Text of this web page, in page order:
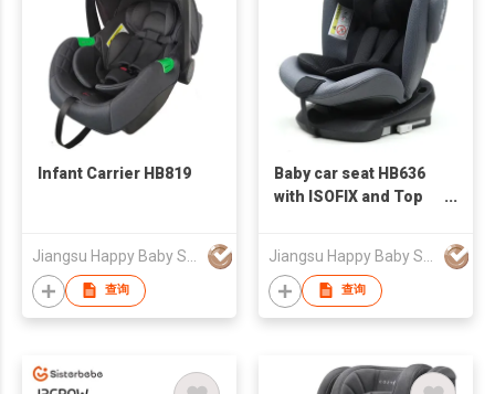
Infant Carrier HB819
查询
Baby car seat HB636
with ISOFIX and Top
查询